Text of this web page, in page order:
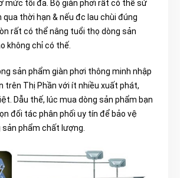
mức tối đa. Bộ giàn phơi rất có thể sử
qua thời hạn & nếu đc lau chùi đúng
rất có thể nâng tuổi thọ dòng sản
không chỉ có thế.
sản phẩm giàn phơi thông minh nhập
trên Thị Phần với ít nhiều xuất phát,
Dẫu thế, lúc mua dòng sản phẩm bạn
đối tác phân phối uy tín để bảo vệ
phẩm chất lượng.